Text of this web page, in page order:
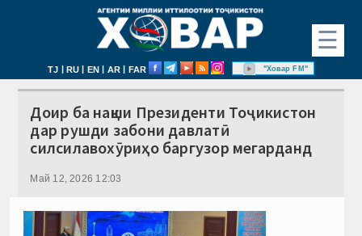
☰
TJ | RU | EN | AR | FAR "Ховар FM"
Доир ба нақши Президенти Тоҷикистон
дар рушди забони давлатӣ
силсилавохӯриҳо баргузор мегарданд
Май 12, 2026 12:03